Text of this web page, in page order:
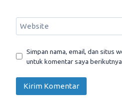
Website
Simpan nama, email, dan situs
untuk komentar saya